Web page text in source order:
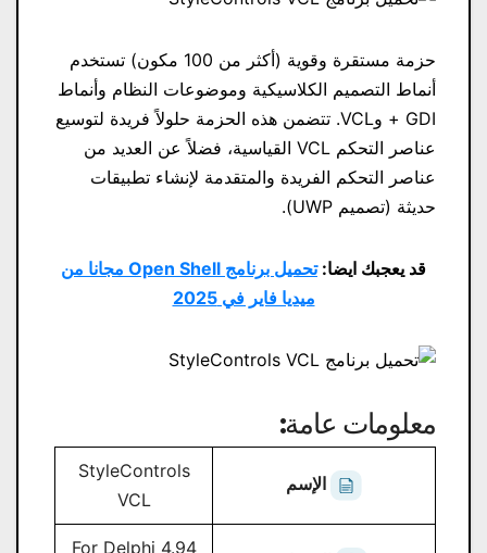
حزمة مستقرة وقوية (أكثر من 100 مكون) تستخدم
أنماط التصميم الكلاسيكية وموضوعات النظام وأنماط
GDI + وVCL. تتضمن هذه الحزمة حلولاً فريدة لتوسيع
عناصر التحكم VCL القياسية، فضلاً عن العديد من
عناصر التحكم الفريدة والمتقدمة لإنشاء تطبيقات
حديثة (تصميم UWP).
قد يعجبك ايضا:
تحميل برنامج Open Shell مجانا من
ميديا ​​فاير في 2025
معلومات عامة:
الإسم
StyleControls
VCL
4.94 For Delphi